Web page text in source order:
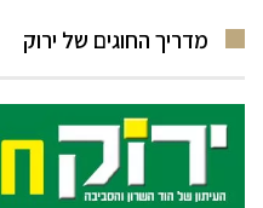
מדריך החוגים של ירוק